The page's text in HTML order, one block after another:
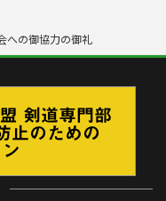
への御協力の御礼